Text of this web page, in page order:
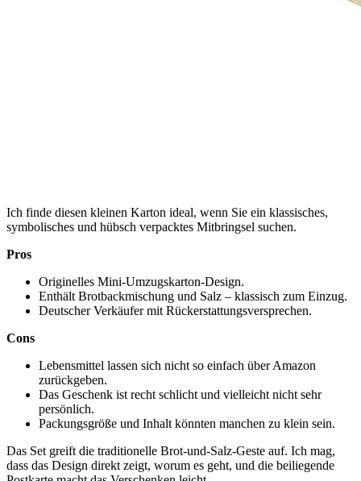
Ich finde diesen kleinen Karton ideal, wenn Sie ein klassisches,
symbolisches und hübsch verpacktes Mitbringsel suchen.
Pros
Originelles Mini-Umzugskarton-Design.
Enthält Brotbackmischung und Salz – klassisch zum Einzug.
Deutscher Verkäufer mit Rückerstattungsversprechen.
Cons
Lebensmittel lassen sich nicht so einfach über Amazon
zurückgeben.
Das Geschenk ist recht schlicht und vielleicht nicht sehr
persönlich.
Packungsgröße und Inhalt könnten manchen zu klein sein.
Das Set greift die traditionelle Brot-und-Salz-Geste auf. Ich mag,
dass das Design direkt zeigt, worum es geht, und die beiliegende